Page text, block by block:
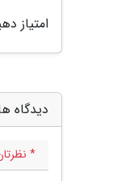
امتیاز
دیدگاه
*